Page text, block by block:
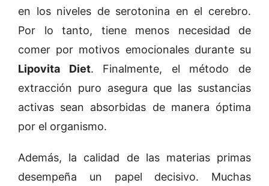
en los niveles de serotonina en el cerebro.
Por lo tanto, tiene menos necesidad de
comer por motivos emocionales durante su
Lipovita Diet. Finalmente, el método de
extracción puro asegura que las sustancias
activas sean absorbidas de manera óptima
por el organismo.
Además, la calidad de las materias primas
desempeña un papel decisivo. Muchas